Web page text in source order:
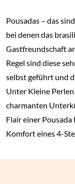
Pousadas – das
bei denen das
Gastfreundschaft
Regel sind diese
selbst geführt und
Unter Kleine
charmanten
Flair einer
Komfort eines 4-